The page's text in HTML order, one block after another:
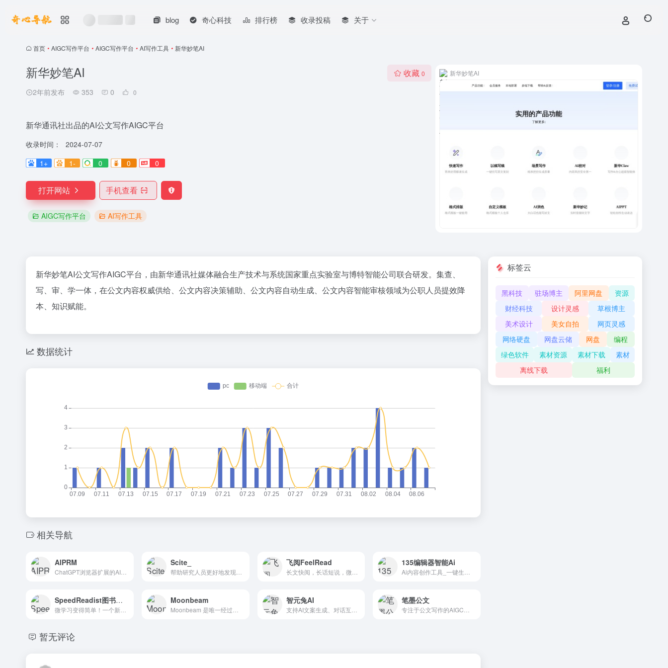
blog 奇心科技 排行榜 收录投稿 关于
首页 • AIGC写作平台 • AIGC写作平台 • AI写作工具 • 新华妙笔AI
新华妙笔AI
2年前发布 353 0 0
收藏 0
新华通讯社出品的AI公文写作AIGC平台
收录时间：
2024-07-07
1+
1- 0 0 0
打开网站 手机查看
AIGC写作平台 AI写作工具
新华妙笔AI
新华妙笔AI公文写作AIGC平台，由新华通讯社媒体融合生产技术与系统国家重点实验室与博特智能公司联合研发。集查、
写、审、学一体，在公文内容权威供给、公文内容决策辅助、公文内容自动生成、公文内容智能审核领域为公职人员提效降
本、知识赋能。
数据统计
相关导航
AIPRM Scite_
帮助研究人员更好地发现和理解研究文章
飞阅FeelRead 135编辑器智能Ai
SpeedReadist图书摘要（IOS） Moonbeam 智元兔AI 笔墨公文
暂无评论
标签云
黑科技 驻场博主 阿里网盘
资源
财经科技
设计灵感
草根博主
美术设计
美女自拍
网页灵感
网络硬盘
网盘云储 网盘
编程
绿色软件
素材资源 素材下载
素材
离线下载
福利